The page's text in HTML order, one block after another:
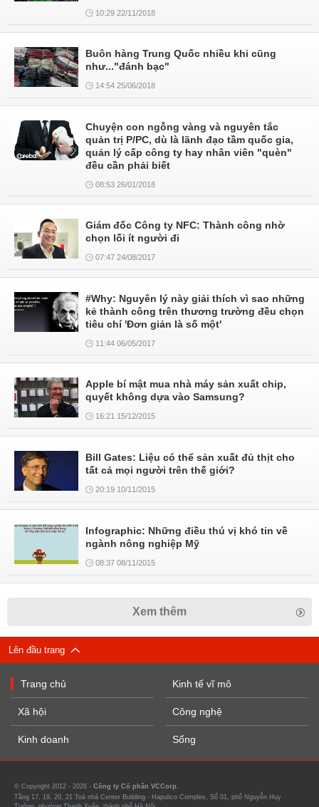
10:29 22/11/2018
Buôn hàng Trung Quốc nhiều khi cũng
như..."đánh bạc"
14:54 25/06/2018
Chuyện con ngỗng vàng và nguyên tắc
quản trị P/PC, dù là lãnh đạo tầm quốc gia,
quản lý cấp công ty hay nhân viên "quèn"
đều cần phải biết
08:53 26/01/2018
Giám đốc Công ty NFC: Thành công nhờ
chọn lối ít người đi
07:47 24/08/2017
#Why: Nguyên lý này giải thích vì sao những
kẻ thành công trên thương trường đều chọn
tiêu chí 'Đơn giản là số một'
11:44 06/05/2017
Apple bí mật mua nhà máy sản xuất chip,
quyết không dựa vào Samsung?
16:21 15/12/2015
Bill Gates: Liệu có thể sản xuất đủ thịt cho
tất cả mọi người trên thế giới?
20:19 10/11/2015
Infographic: Những điều thú vị khó tin về
ngành nông nghiệp Mỹ
08:37 08/11/2015
Xem thêm
Lên đầu trang
Trang chủ
Xã hội
Kinh doanh
Kinh tế vĩ mô
Công nghệ
Sống
© Copyright 2012 - 2026 - Công ty Cổ phần VCCorp.
Tầng 17, 19, 20, 21 Toà nhà Center Building - Hapulico Complex, Số 01, phố Nguyễn Huy